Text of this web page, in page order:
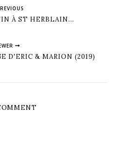
À ST HERBLAIN...
D'ERIC & MARION (2019)